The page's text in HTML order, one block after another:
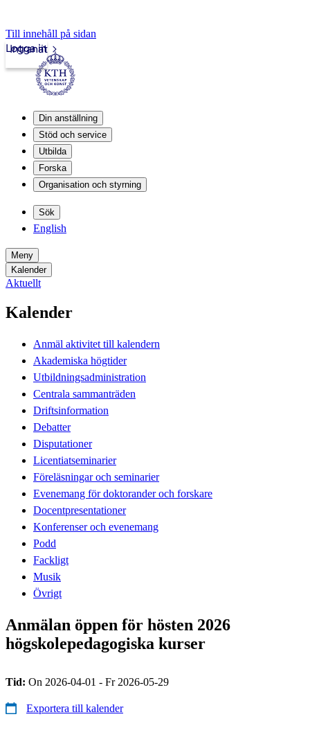
Till innehåll på sidan
Intranät
Logga in
Din anställning
Stöd och service
Utbilda
Forska
Organisation och styrning
Sök
English
Meny
Kalender
Aktuellt
Kalender
Anmäl aktivitet till kalendern
Akademiska högtider
Utbildningsadministration
Centrala sammanträden
Driftsinformation
Debatter
Disputationer
Licentiatseminarier
Föreläsningar och seminarier
Evenemang för doktorander och forskare
Docentpresentationer
Konferenser och evenemang
Podd
Fackligt
Musik
Övrigt
Anmälan öppen för hösten 2026
högskolepedagogiska kurser
Tid: On 2026-04-01 - Fr 2026-05-29
Exportera till kalender